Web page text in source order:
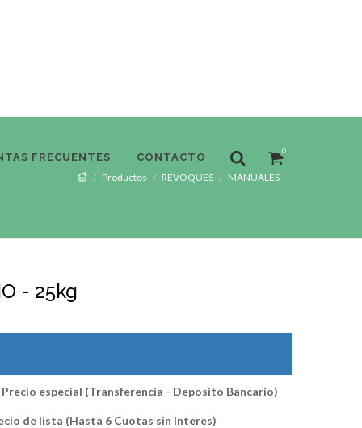
FRECUENTES CONTACTO
0
Productos REVOQUES MANUALES
- 25kg
Precio especial (Transferencia - Deposito Bancario)
de lista (Hasta 6 Cuotas sin Interes)